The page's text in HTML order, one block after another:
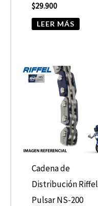
$29.900
LEER MÁS
Cadena de
Distribución Riffel
Pulsar NS-200